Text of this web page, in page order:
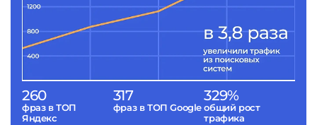
260
фраз в ТОП
Яндекс
317
фраз в ТОП Google
329%
общий рост
трафика